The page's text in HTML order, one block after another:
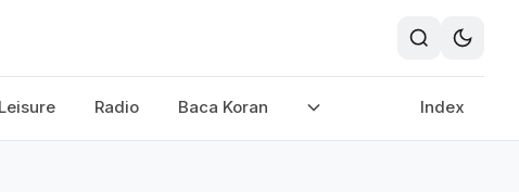
Leisure Radio Baca Koran Index